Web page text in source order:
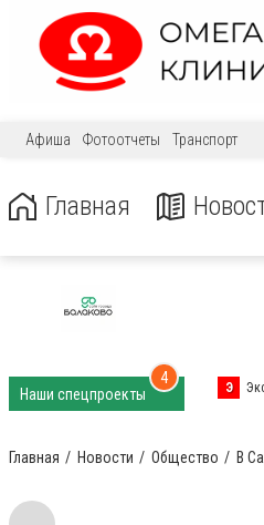
Афиша Фотоотчеты Транспорт
Главная
Наши спецпроекты
4
Э
Главная Новости Общество В